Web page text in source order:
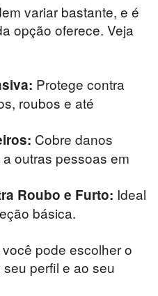
variar bastante, e é
opção oferece. Veja
Protege contra
roubos e até
Cobre danos
outras pessoas em
Roubo e Furto: Ideal
básica.
pode escolher o
perfil e ao seu